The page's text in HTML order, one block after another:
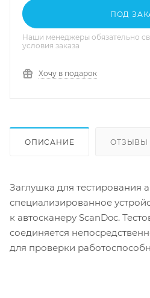
ПОД
Наши менеджеры обязательно
условия заказа
Хочу в подарок
ОПИСАНИЕ ОТЗЫВЫ
Заглушка для тестирования
специализированное
к автосканеру ScanDoc.
соединяется
для проверки